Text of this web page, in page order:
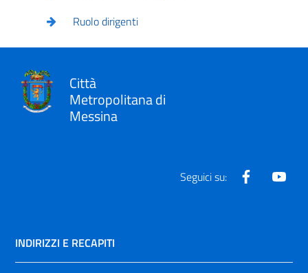
Ruolo dirigenti
Città
Metropolitana di
Messina
Seguici su: Facebook
INDIRIZZI E RECAPITI